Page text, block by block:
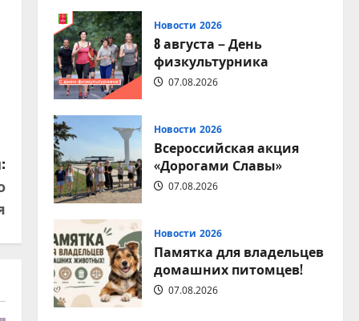
за
чистоту
любимого
места
отдыха!
Новости 2026
8 августа – День
физкультурника
07.08.2026
Новости 2026
Всероссийская акция
«Дорогами Славы»
07.08.2026
Новости 2026
Памятка для владельцев
домашних питомцев!
07.08.2026